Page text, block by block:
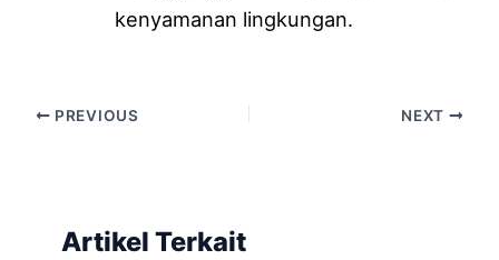
kenyamanan lingkungan.
PREVIOUS NEXT
Artikel Terkait